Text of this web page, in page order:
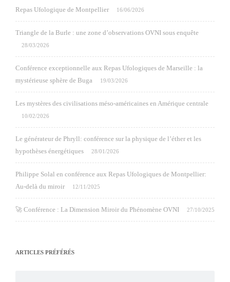
Repas Ufologique de Montpellier 16/06/2026
Triangle de la Burle : une zone d’observations OVNI sous enquête
28/03/2026
Conférence exceptionnelle aux Repas Ufologiques de Marseille : la
mystérieuse sphère de Buga
19/03/2026
Les mystères des civilisations méso-américaines en Amérique centrale
10/02/2026
Le générateur de Phryll: conférence sur la physique de l’éther et les
hypothèses énergétiques
28/01/2026
Philippe Solal en conférence aux Repas Ufologiques de Montpellier:
Au-delà du miroir
12/11/2025
🚀 Conférence : La Dimension Miroir du Phénomène OVNI 27/10/2025
ARTICLES PRÉFÉRÉS